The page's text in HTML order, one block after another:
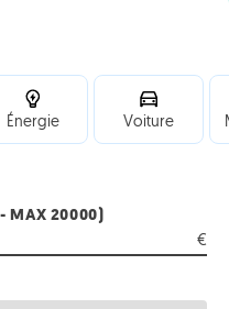
Énergie Voiture
MAX 20000)
€